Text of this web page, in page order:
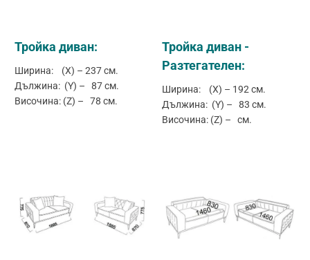
Тройка диван:
Ширина: (X) – 237 см.
Дължина: (Y) – 87 см.
Височина: (Z) – 78 см.
Тройка диван -
Разтегателен:
Ширина: (X) – 192 см.
Дължина: (Y) – 83 см.
Височина: (Z) – см.